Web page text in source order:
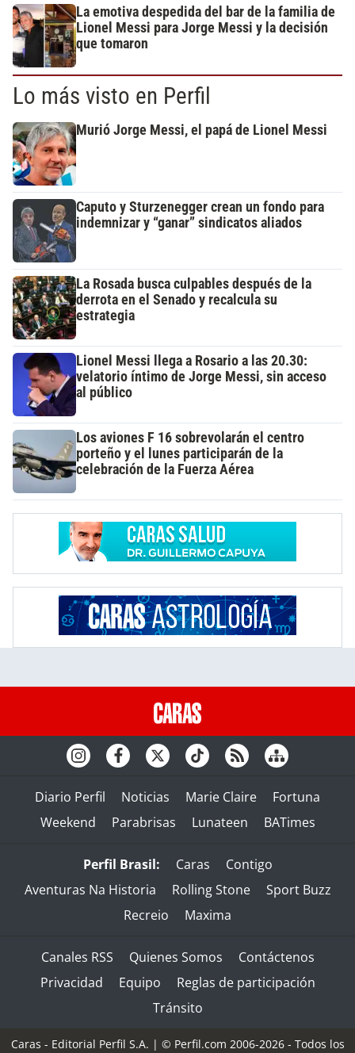
La emotiva despedida del bar de la familia de
Lionel Messi para Jorge Messi y la decisión
que tomaron
Lo más visto en Perfil
Murió Jorge Messi, el papá de Lionel Messi
Caputo y Sturzenegger crean un fondo para
indemnizar y “ganar” sindicatos aliados
La Rosada busca culpables después de la
derrota en el Senado y recalcula su
estrategia
Lionel Messi llega a Rosario a las 20.30:
velatorio íntimo de Jorge Messi, sin acceso
al público
Los aviones F 16 sobrevolarán el centro
porteño y el lunes participarán de la
celebración de la Fuerza Aérea
Diario Perfil Noticias Marie Claire
Fortuna
Weekend
Parabrisas Lunateen BATimes
Perfil Brasil: Caras
Contigo
Aventuras Na Historia
Rolling Stone
Sport Buzz
Recreio
Maxima
Canales RSS Quienes Somos
Contáctenos
Privacidad
Equipo
Reglas de participación
Tránsito
Caras - Editorial Perfil S.A. | © Perfil.com 2006-2026 - Todos los